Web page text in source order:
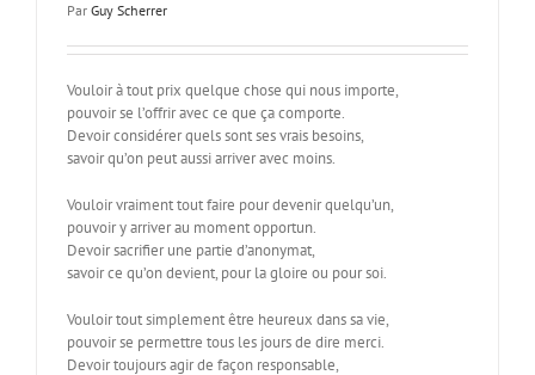
Par Guy Scherrer
Vouloir à tout prix quelque chose qui nous importe,
pouvoir se l’offrir avec ce que ça comporte.
Devoir considérer quels sont ses vrais besoins,
savoir qu’on peut aussi arriver avec moins.
Vouloir vraiment tout faire pour devenir quelqu’un,
pouvoir y arriver au moment opportun.
Devoir sacrifier une partie d’anonymat,
savoir ce qu’on devient, pour la gloire ou pour soi.
Vouloir tout simplement être heureux dans sa vie,
pouvoir se permettre tous les jours de dire merci.
Devoir toujours agir de façon responsable,